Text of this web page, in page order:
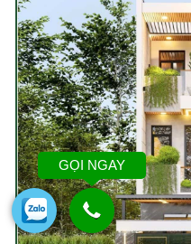
GỌI NGAY